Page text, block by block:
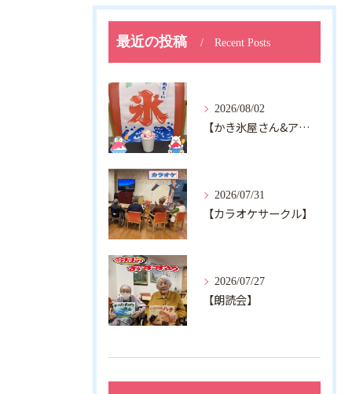
最近の投稿 Recent Posts
2026/08/02
【かき氷屋さん&アルジャン向日葵】
2026/07/31
【カラオケサークル】
2026/07/27
【朗読会】